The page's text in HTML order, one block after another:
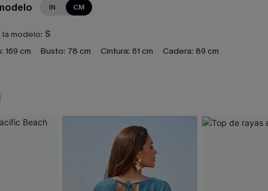
IN CM
la modelo: S
169 cm Busto: 78 cm Cintura: 61 cm Cadera: 89 cm